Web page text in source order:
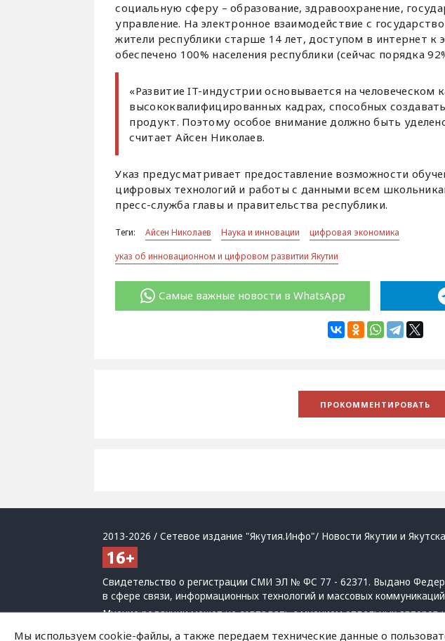
социальную сферу – образование, здравоохранение,
управление. На электронное взаимодействие с
жители республики старше 14 лет, доступом в интернет
обеспечено 100% населения республики (сейчас порядка
«Развитие IT-индустрии основывается на человеческом
высококвалифицированных кадрах, способных
продукт. Поэтому особое внимание должно быть
считает Айсен Николаев.
Указ предусматривает предоставление возможности
цифровых технологий и работы с данными всем
пресс-служба главы и правительства республики.
Теги: Айсен Николаев Наука и инновации
цифровая экономика
указ об инновационном и цифровом развитии Якутии
Самые важные новости в WhatsApp
2013-2026 / Сетевое издание "Якутия.Инфо"/ Новости Якутии и Якутска
Свидетельство о регистрации СМИ ЭЛ № ФС 77 - 62371. Выдано
в сфере связи, информационных технологий и массовых
Мнение редакции может не совпадать с мнением отдельных авторов
При использовании материалов обязательна активная ссылка на сайт.
Мы используем cookie-файлы, а также передаем технические данные о